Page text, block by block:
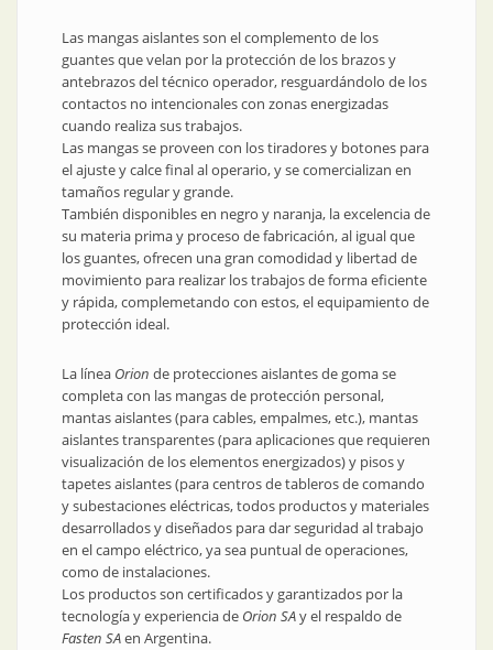
Las mangas aislantes son el complemento de los
guantes que velan por la protección de los brazos y
antebrazos del técnico operador, resguardándolo de los
contactos no intencionales con zonas energizadas
cuando realiza sus trabajos.
Las mangas se proveen con los tiradores y botones para
el ajuste y calce final al operario, y se comercializan en
tamaños regular y grande.
También disponibles en negro y naranja, la excelencia de
su materia prima y proceso de fabricación, al igual que
los guantes, ofrecen una gran comodidad y libertad de
movimiento para realizar los trabajos de forma eficiente
y rápida, complemetando con estos, el equipamiento de
protección ideal.
La línea Orion de protecciones aislantes de goma se
completa con las mangas de protección personal,
mantas aislantes (para cables, empalmes, etc.), mantas
aislantes transparentes (para aplicaciones que requieren
visualización de los elementos energizados) y pisos y
tapetes aislantes (para centros de tableros de comando
y subestaciones eléctricas, todos productos y materiales
desarrollados y diseñados para dar seguridad al trabajo
en el campo eléctrico, ya sea puntual de operaciones,
como de instalaciones.
Los productos son certificados y garantizados por la
tecnología y experiencia de Orion SAy el respaldo de
Fasten SAen Argentina.